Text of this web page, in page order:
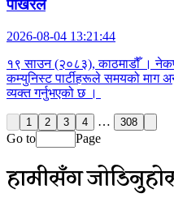
पोखरेल
2026-08-04 13:21:44
१९ साउन (२०८३), काठमाडौँ ।
कम्युनिस्ट पार्टीहरूले समयको माग
व्यक्त गर्नुभएको छ ।
1 2 3 4 … 308
Go to Page
हामीसँग